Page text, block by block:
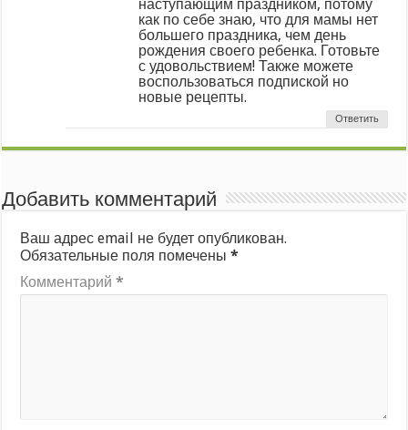
наступающим праздником, потому
как по себе знаю, что для мамы нет
большего праздника, чем день
рождения своего ребенка. Готовьте
с удовольствием! Также можете
воспользоваться подпиской но
новые рецепты.
Ответить
Добавить комментарий
Ваш адрес email не будет опубликован.
Обязательные поля помечены*
Комментарий*